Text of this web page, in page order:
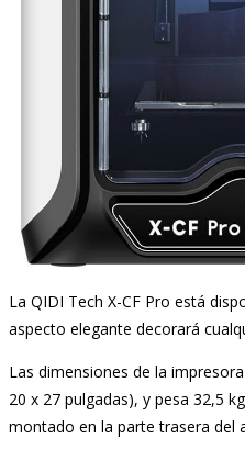
La QIDI Tech X-CF Pro está
aspecto elegante decorará
Las dimensiones de la
20 x 27 pulgadas), y pesa 32,5
montado en la parte trasera del